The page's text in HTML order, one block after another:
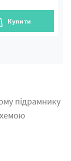
Купити
підрамнику